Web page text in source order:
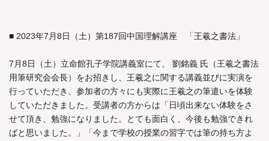
■ 2023年7月8日（土）第187回中国理解講座 「王羲之書法」
7月8日（土）立命館孔子学院講義室にて、 劉銘義 氏（王羲之書法
用筆研究会会長）をお招きし、王羲之に関する講義並びに実演を
行っていただき、参加者の方々にも実際に王羲之の筆遣いを体験
していただきました。受講者の方からは「日頃出来ない体験をさ
せて頂き、勉強になりました。とても面白く、今後も勉強できれ
ばと思いました。」「今まで学校の授業の習字では筆の持ち方よ